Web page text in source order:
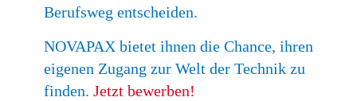
Berufsweg entscheiden.
NOVAPAX bietet ihnen die Chance, ihren
eigenen Zugang zur Welt der Technik zu
finden. Jetzt bewerben!